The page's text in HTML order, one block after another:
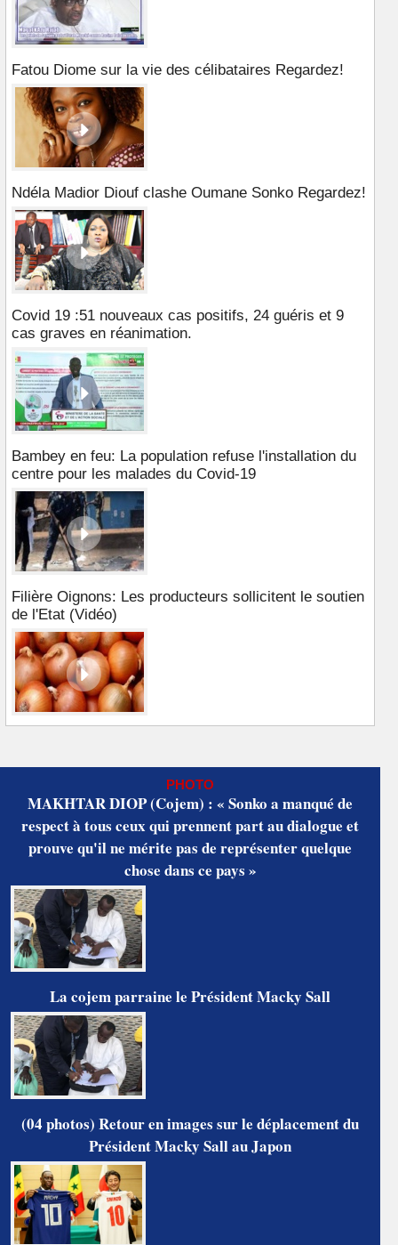
Fatou Diome sur la vie des célibataires Regardez!
Ndéla Madior Diouf clashe Oumane Sonko Regardez!
Covid 19 :51 nouveaux cas positifs, 24 guéris et 9
cas graves en réanimation.
Bambey en feu: La population refuse l'installation du
centre pour les malades du Covid-19
Filière Oignons: Les producteurs sollicitent le soutien
de l'Etat (Vidéo)
PHOTO
MAKHTAR DIOP (Cojem) : « Sonko a manqué de
respect à tous ceux qui prennent part au dialogue et
prouve qu'il ne mérite pas de représenter quelque
chose dans ce pays »
La cojem parraine le Président Macky Sall
(04 photos) Retour en images sur le déplacement du
Président Macky Sall au Japon